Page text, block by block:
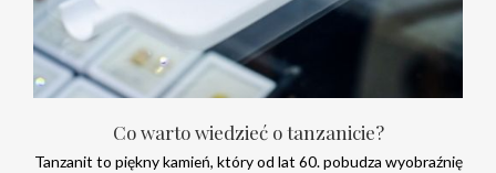
Co warto wiedzieć o tanzanicie?
Tanzanit to piękny kamień, który od lat 60. pobudza wyobraźnię